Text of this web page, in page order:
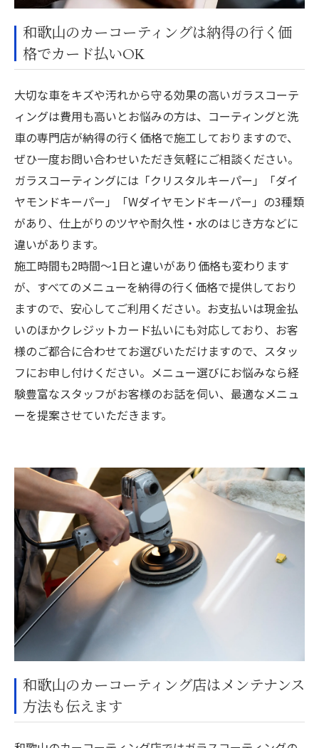
和歌山のカーコーティングは納得の行く価
格でカード払いOK
大切な車をキズや汚れから守る効果の高いガラスコーテ
ィングは費用も高いとお悩みの方は、コーティングと洗
車の専門店が納得の行く価格で施工しておりますので、
ぜひ一度お問い合わせいただき気軽にご相談ください。
ガラスコーティングには「クリスタルキーパー」「ダイ
ヤモンドキーパー」「Wダイヤモンドキーパー」の3種類
があり、仕上がりのツヤや耐久性・水のはじき方などに
違いがあります。
施工時間も2時間～1日と違いがあり価格も変わります
が、すべてのメニューを納得の行く価格で提供しており
ますので、安心してご利用ください。お支払いは現金払
いのほかクレジットカード払いにも対応しており、お客
様のご都合に合わせてお選びいただけますので、スタッ
フにお申し付けください。メニュー選びにお悩みなら経
験豊富なスタッフがお客様のお話を伺い、最適なメニュ
ーを提案させていただきます。
和歌山のカーコーティング店はメンテナンス
方法も伝えます